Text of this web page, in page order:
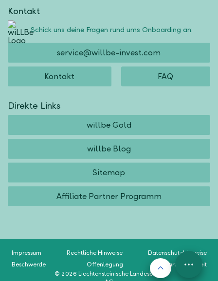
Kontakt
Schick uns deine Fragen rund ums Onboarding an:
service@willbe-invest.com
Kontakt FAQ
Direkte Links
willbe Gold
willbe Blog
Sitemap
Affiliate Partner Programm
Impressum Rechtliche Hinweise
Datenschutzhinweise
Beschwerde
Offenlegung
Barrierefreiheit
© 2026 Liechtensteinische Landesbank
Nach oben